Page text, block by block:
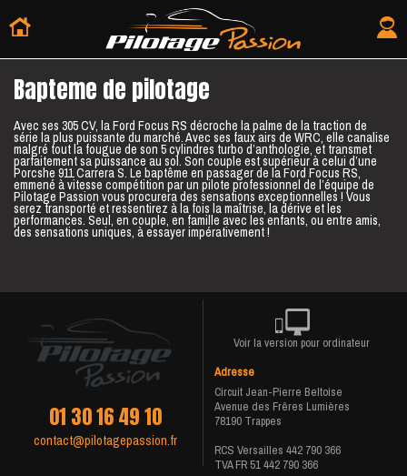
Bapteme de pilotage
Avec ses 305 CV, la Ford Focus RS décroche la palme de la traction de
série la plus puissante du marché. Avec ses faux airs de WRC, elle canalise
malgré tout la fougue de son 5 cylindres turbo d’anthologie, et transmet
parfaitement sa puissance au sol. Son couple est supérieur à celui d’une
Porcshe 911 Carrera S. Le baptême en passager de la Ford Focus RS,
emmené à vitesse compétition par un pilote professionnel de l’équipe de
Pilotage Passion vous procurera des sensations exceptionnelles ! Vous
serez transporté et ressentirez à la fois la maîtrise, la dérive et les
performances. Seul, en couple, en famille avec les enfants, ou entre amis,
des sensations uniques, à essayer impérativement !
01 30 16 49 10
contact@pilotagepassion.fr
Voir la version pour ordinateur
Adresse
Circuit Jean-Pierre Beltoise
Avenue des Frêres Lumières
78190 Trappes
RCS Versailles 442 790 366
TVA FR 51 442 790 366